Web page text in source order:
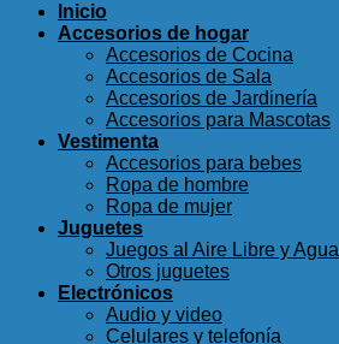
Inicio
Accesorios de hogar
Accesorios de Cocina
Accesorios de Sala
Accesorios de Jardinería
Accesorios para Mascotas
Vestimenta
Accesorios para bebes
Ropa de hombre
Ropa de mujer
Juguetes
Juegos al Aire Libre y Agua
Otros juguetes
Electrónicos
Audio y video
Celulares y telefonía